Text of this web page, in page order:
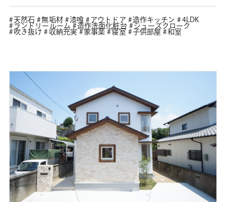
天然石 無垢材 漆喰 アウトドア 造作キッチン
4LDK
ランドリールーム
造作洗面化粧台
シューズクローク
吹き抜け
収納充実 家事楽 寝室 子供部屋 和室